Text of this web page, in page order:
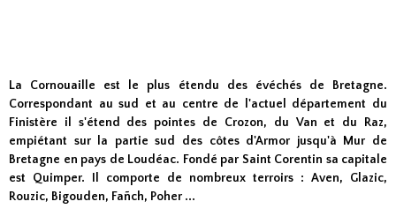
La Cornouaille est le plus étendu des évéchés de Bretagne.
Correspondant au sud et au centre de l'actuel département du
Finistère il s'étend des pointes de Crozon, du Van et du Raz,
empiétant sur la partie sud des côtes d'Armor jusqu'à Mur de
Bretagne en pays de Loudéac. Fondé par Saint Corentin sa capitale
est Quimper. Il comporte de nombreux terroirs : Aven, Glazic,
Rouzic, Bigouden, Fañch, Poher ...